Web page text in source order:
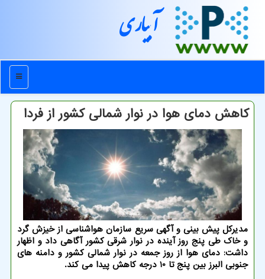
آبیاری
منو
كاهش دمای هوا در نوار شمالی كشور از فردا
مدیركل پیش بینی و آگهی سریع سازمان هواشناسی از خیزش گرد
و خاك طی پنج روز آینده در نوار شرقی كشور آگاهی داد و اظهار
داشت: دمای هوا از روز جمعه در نوار شمالی كشور و دامنه های
جنوبی البرز بین پنج تا 10 درجه كاهش پیدا می كند.